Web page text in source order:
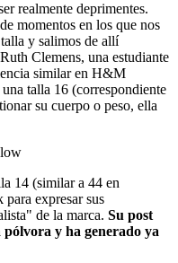
realmente deprimentes.
momentos en los que nos
y salimos de allí
Clemens, una estudiante
similar en H&M
talla 16 (correspondiente
su cuerpo o peso, ella
14 (similar a 44 en
expresar sus
de la marca. Su post
y ha generado ya